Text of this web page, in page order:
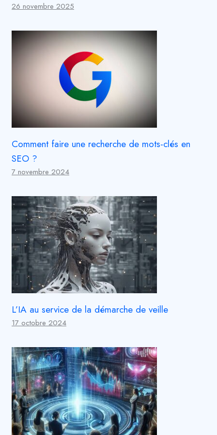
26 novembre 2025
Comment faire une recherche de mots-clés en
SEO ?
7 novembre 2024
L’IA au service de la démarche de veille
17 octobre 2024